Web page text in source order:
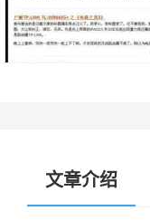
文章介绍